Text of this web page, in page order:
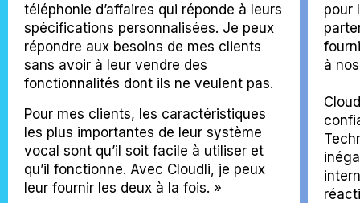
téléphonie d’affaires qui réponde à leurs
spécifications personnalisées. Je peux
répondre aux besoins de mes clients
sans avoir à leur vendre des
fonctionnalités dont ils ne veulent pas.
Pour mes clients, les caractéristiques
les plus importantes de leur système
vocal sont qu’il soit facile à utiliser et
qu’il fonctionne. Avec Cloudli, je peux
leur fournir les deux à la fois. »
pour
à